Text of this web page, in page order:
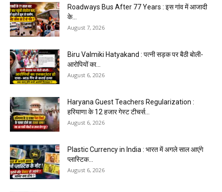
Roadways Bus After 77 Years : इस गांव में आजादी
के...
August 7, 2026
Biru Valmiki Hatyakand : पत्नी सड़क पर बैठी बोली-
आरोपियों का...
August 6, 2026
Haryana Guest Teachers Regularization :
हरियाणा के 12 हजार गेस्ट टीचर्स...
August 6, 2026
Plastic Currency in India : भारत में अगले साल आएंगे
प्लास्टिक...
August 6, 2026